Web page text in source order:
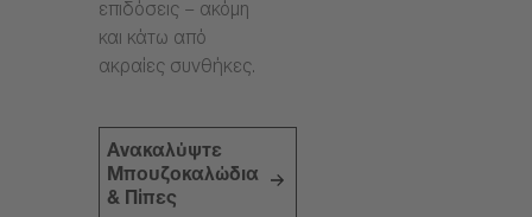
επιδόσεις – ακόμη
και κάτω από
ακραίες συνθήκες.
Ανακαλύψτε
Μπουζοκαλώδια
& Πίπες